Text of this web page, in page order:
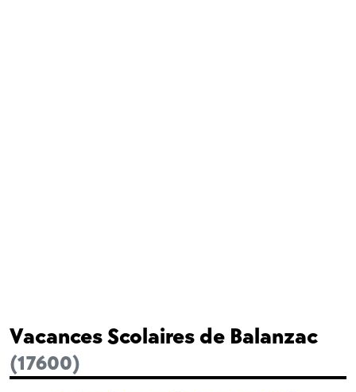
Vacances Scolaires de Balanzac
(17600)